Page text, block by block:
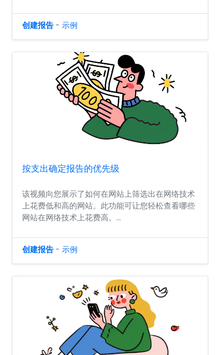
创建报告 - 示例
按支出确定报告的优先级
该视频向您展示了如何在网站上筛选出在网络技术
上花费低和高的网站。此功能可让您轻松查看哪些
网站在网络技术上花费高。...
创建报告 - 示例